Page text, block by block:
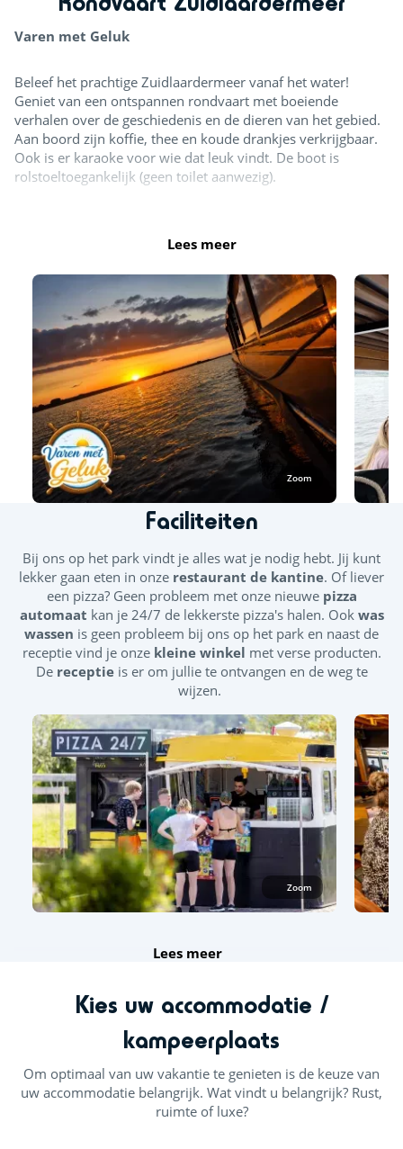
Varen met Geluk
Beleef het prachtige Zuidlaardermeer vanaf het water!
Geniet van een ontspannen rondvaart met boeiende
verhalen over de geschiedenis en de dieren van het gebied.
Aan boord zijn koffie, thee en koude drankjes verkrijgbaar.
Ook is er karaoke voor wie dat leuk vindt. De boot is
rolstoeltoegankelijk (geen toilet aanwezig).
Wil je een verjaardag, familie-uitje, bedrijfsuitje of andere
voor een privé-rondvaart op een door u gewenst tijdstip.
Zomerspecial
Tijdens de zomervakantie kun je opvrijdaggenieten van
heerlijke, vers bereide sushi aan boord.Bestellen kan
uiterlijk op donderdag.
Reserveren
Reserveren is niet verplicht, maar wordt aanbevolen om
verzekerd te zijn van een plaats aan boord. Reserveren kan
eenvoudig viaWhatsApp of telefonisch: 06 224 78 645.
Bekijk de actuele vaartijden op
www.varenmetgeluk.nl
of neem contact met ons op.
Wij hopen je binnenkort aan boord te mogen verwelkomen!
🚤🌞
Lees meer
Zoom
Faciliteiten
Bij ons op het park vindt je alles wat je nodig hebt. Jij kunt
lekker gaan eten in onze restaurant de kantine. Of liever
een pizza? Geen probleem met onze nieuwe pizza
automaat kan je 24/7 de lekkerste pizza's halen. Ook was
wassen is geen probleem bij ons op het park en naast de
receptie vind je onze kleine winkel met verse producten.
De receptie is er om jullie te ontvangen en de weg te
wijzen.
Zoom
Lees meer
Kies uw accommodatie /
kampeerplaats
Om optimaal van uw vakantie te genieten is de keuze van
uw accommodatie belangrijk. Wat vindt u belangrijk? Rust,
ruimte of luxe?